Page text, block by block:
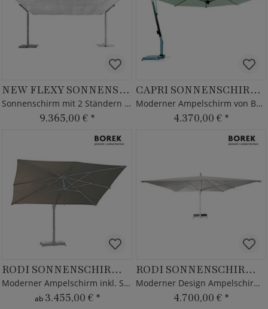
NEW FLEXY SONNENSCHUTZ
Sonnenschirm mit 2 Ständern - Borek - kippbar
9.365,00 € *
CAPRI SONNENSCHIRM TEAK
Moderner Ampelschirm von Borek - mit Kurbel
4.370,00 € *
RODI SONNENSCHIRM SILVER
Moderner Ampelschirm inkl. Schirmständer von Borek
ab 3.455,00 € *
RODI SONNENSCHIRM WHITE
Moderner Design Ampelschirm mit Alu Gestell
4.700,00 € *